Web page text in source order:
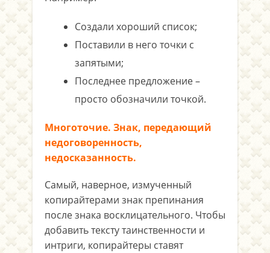
Создали хороший список;
Поставили в него точки с
запятыми;
Последнее предложение –
просто обозначили точкой.
Многоточие. Знак, передающий
недоговоренность,
недосказанность.
Самый, наверное, измученный
копирайтерами знак препинания
после знака восклицательного. Чтобы
добавить тексту таинственности и
интриги, копирайтеры ставят